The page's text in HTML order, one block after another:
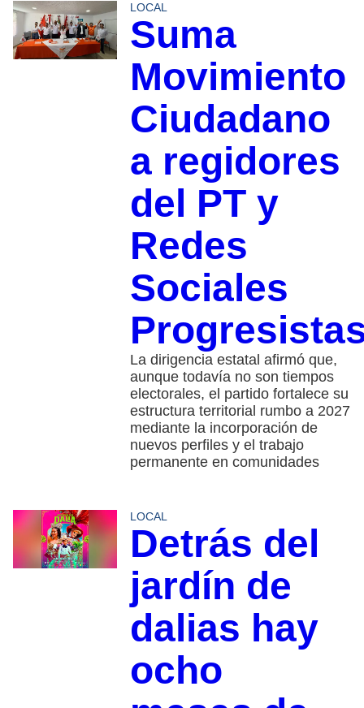
LOCAL
Suma
Movimiento
Ciudadano
a regidores
del PT y
Redes
Sociales
La dirigencia estatal afirmó que,
aunque todavía no son tiempos
electorales, el partido fortalece su
estructura territorial rumbo a 2027
mediante la incorporación de
nuevos perfiles y el trabajo
permanente en comunidades
LOCAL
Detrás del
jardín de
dalias hay
ocho